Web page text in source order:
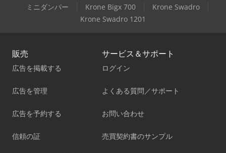
ミニダンパー
Krone Bigx 700
Krone Swadro
Krone Swadro 1201
販売
広告を掲載する
広告を管理
広告を予約する
信頼の証
サービス＆サポート
ログイン
よくある質問／サポート
お問い合わせ
売買契約書のサンプル